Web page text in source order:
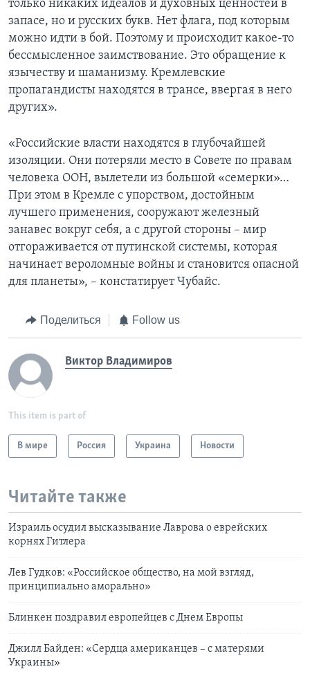
только никаких идеалов и духовных ценностей в
запасе, но и русских букв. Нет флага, под которым
можно идти в бой. Поэтому и происходит какое-то
бессмысленное заимствование. Это обращение к
язычеству и шаманизму. Кремлевские
пропагандисты находятся в трансе, ввергая в него
других».
«Российские власти находятся в глубочайшей
изоляции. Они потеряли место в Совете по правам
человека ООН, вылетели из большой «семерки»…
При этом в Кремле с упорством, достойным
лучшего применения, сооружают железный
занавес вокруг себя, а с другой стороны – мир
отгораживается от путинской системы, которая
начинает вероломные войны и становится опасной
для планеты», – констатирует Чубайс.
Поделиться Follow us
Виктор Владимиров
This item is part of
В мире Россия Украина Новости
Читайте также
Израиль осудил высказывание Лаврова о еврейских
корнях Гитлера
Лев Гудков: «Российское общество, на мой взгляд,
принципиально аморально»
Блинкен поздравил европейцев с Днем Европы
Джилл Байден: «Сердца американцев – с матерями
Украины»